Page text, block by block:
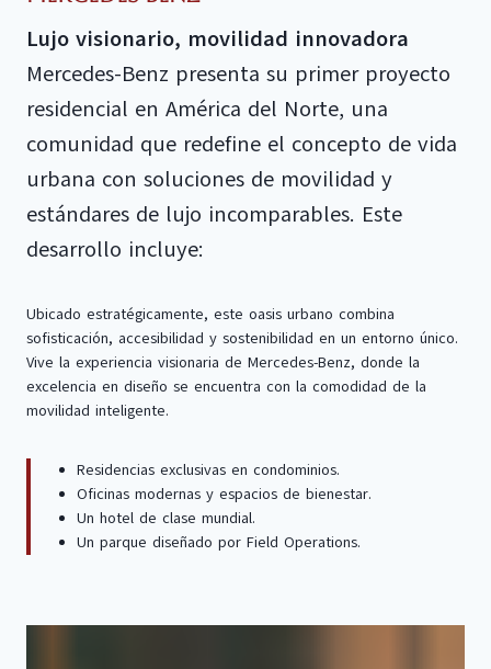
Lujo visionario, movilidad innovadora
Mercedes-Benz presenta su primer proyecto
residencial en América del Norte, una
comunidad que redefine el concepto de vida
urbana con soluciones de movilidad y
estándares de lujo incomparables. Este
desarrollo incluye:
Ubicado estratégicamente, este oasis urbano combina
sofisticación, accesibilidad y sostenibilidad en un entorno único.
Vive la experiencia visionaria de Mercedes-Benz, donde la
excelencia en diseño se encuentra con la comodidad de la
movilidad inteligente.
Residencias exclusivas en condominios.
Oficinas modernas y espacios de bienestar.
Un hotel de clase mundial.
Un parque diseñado por Field Operations.